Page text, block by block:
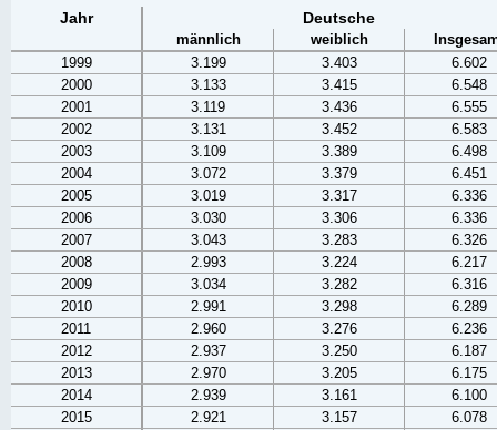
Jahr Deutsche
männlich weiblich
1999
3.199 3.403
6.602
2000
3.133 3.415
6.548
2001
3.119 3.436
6.555
2002
3.131 3.452
6.583
2003
3.109 3.389
6.498
2004
3.072 3.379
6.451
2005
3.019 3.317
6.336
2006
3.030 3.306
6.336
2007
3.043 3.283
6.326
2008
2.993 3.224
6.217
2009
3.034 3.282
6.316
2010
2.991 3.298
6.289
2011
2.960 3.276
6.236
2012
2.937 3.250
6.187
2013
2.970 3.205
6.175
2014
2.939 3.161
6.100
2015
2.921 3.157
6.078